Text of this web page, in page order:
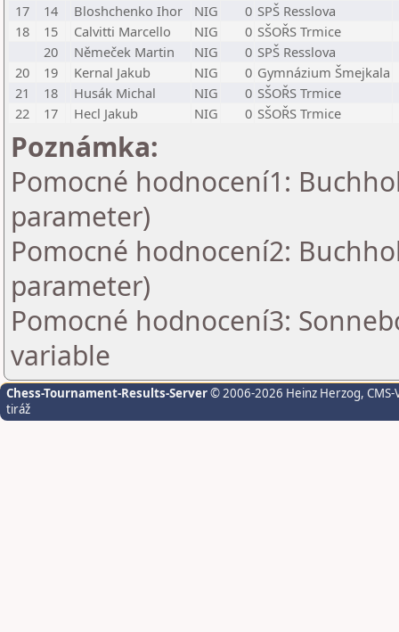
17
14 Bloshchenko Ihor NIG 0 SPŠ Resslova
18
15 Calvitti Marcello NIG 0 SŠOŘS Trmice
20
Němeček Martin NIG 0 SPŠ Resslova
20
19 Kernal Jakub NIG 0 Gymnázium Šmejkala
21
18 Husák Michal NIG 0 SŠOŘS Trmice
22
17 Hecl Jakub NIG 0 SŠOŘS Trmice
Poznámka:
Pomocné hodnocení1:
parameter)
Pomocné hodnocení2:
parameter)
Pomocné hodnocení3:
variable
Chess-Tournament-Results-Server© 2006-2026 Heinz Herzog,
tiráž